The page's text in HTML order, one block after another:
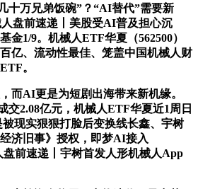
十万兄弟饭碗”？“AI替代”需要新
盘前速递丨美股受AI普及担心沉
金1/9。机械人ETF华夏（562500）
亿、流动性最佳、笼盖中国机械人财
。
AI更是为短剧出海带来新机缘。
交2.08亿元，机械人ETF华夏近1周日
现实狠狠打脸后变换线长鑫、宇树
济旧事》授权，即梦AI接入
盘前速递丨宇树首发人形机械人App